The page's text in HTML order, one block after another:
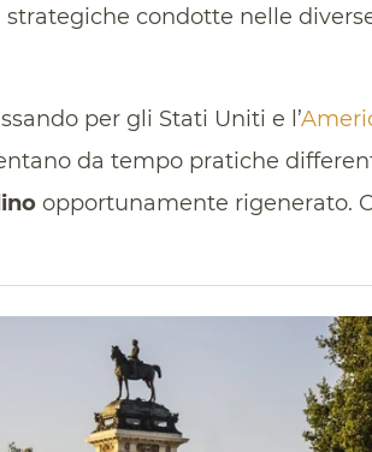
strategiche condotte nelle
per gli Stati Uniti e l’
da tempo pratiche
opportunamente rigenerato.